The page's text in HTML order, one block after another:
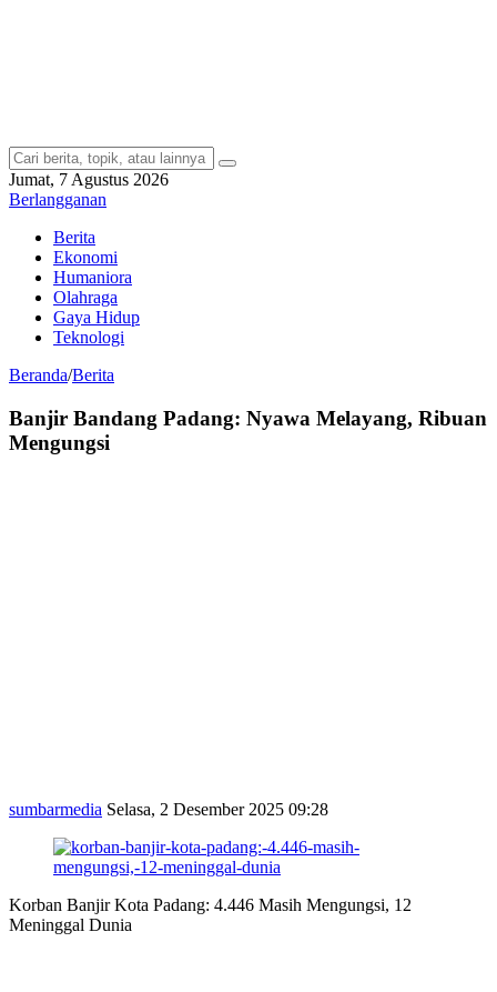
Jumat, 7 Agustus 2026
Berlangganan
Berita
Ekonomi
Humaniora
Olahraga
Gaya Hidup
Teknologi
Beranda/Berita
Banjir Bandang Padang: Nyawa Melayang, Ribuan
Mengungsi
sumbarmedia Selasa, 2 Desember 2025 09:28
Korban Banjir Kota Padang: 4.446 Masih Mengungsi, 12
Meninggal Dunia